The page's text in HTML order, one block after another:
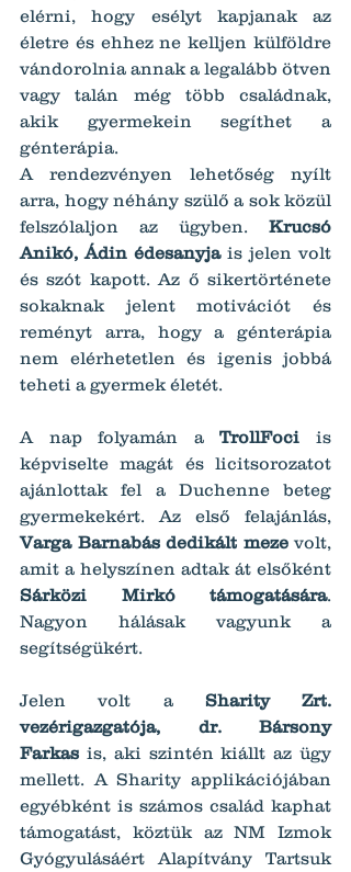
elérni, hogy esélyt kapjanak az
életre és ehhez ne kelljen külföldre
vándorolnia annak a legalább ötven
vagy talán még több családnak,
akik gyermekein segíthet a
génterápia.
A rendezvényen lehetőség nyílt
arra, hogy néhány szülő a sok közül
felszólaljon az ügyben. Krucsó
Anikó, Ádin édesanyja is jelen volt
és szót kapott. Az ő sikertörténete
sokaknak jelent motivációt és
reményt arra, hogy a génterápia
nem elérhetetlen és igenis jobbá
teheti a gyermek életét.
A nap folyamán a TrollFoci is
képviselte magát és licitsorozatot
ajánlottak fel a Duchenne beteg
Varga Barnabás dedikált meze volt,
Sárközi Mirkó támogatására.
Nagyon hálásak vagyunk a
segítségükért.
Jelen volt a Sharity Zrt.
vezérigazgatója, dr. Bársony
Farkas is, aki szintén kiállt az ügy
mellett. A Sharity applikációjában
egyébként is számos család kaphat
támogatást, köztük az NM Izmok
Gyógyulásáért Alapítvány Tartsuk